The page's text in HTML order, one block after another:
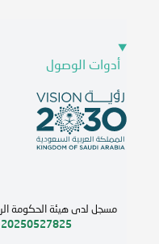
أدوات الوصول
مسجل لدى هيئة الحكومة
20250527825